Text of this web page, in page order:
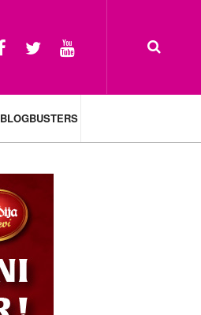
BLOGBUSTERS